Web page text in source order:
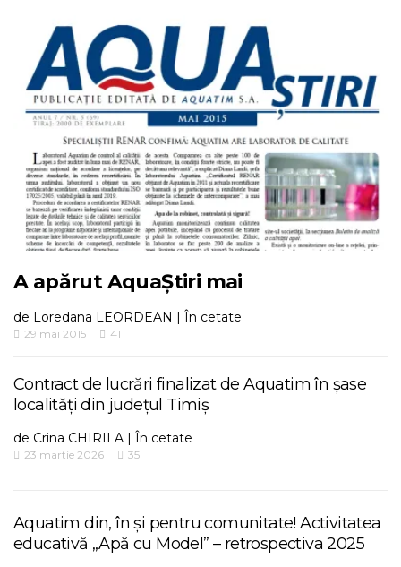
A apărut AquaȘtiri mai
de Loredana LEORDEAN | În cetate
29 mai 2015 41
Contract de lucrări finalizat de Aquatim în șase
localități din județul Timiș
de Crina CHIRILA | În cetate
23 martie 2026 35
Aquatim din, în și pentru comunitate! Activitatea
educativă „Apă cu Model” – retrospectiva 2025